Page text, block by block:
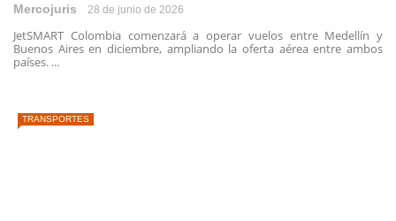
Mercojuris 28 de junio de 2026
JetSMART Colombia comenzará a operar vuelos entre Medellín y
Buenos Aires en diciembre, ampliando la oferta aérea entre ambos
países. ...
TRANSPORTES